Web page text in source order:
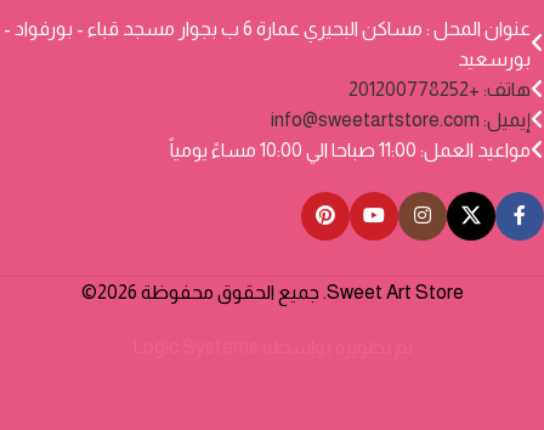
عنوان المحل : مساكن البحيري عمارة 6 ب بجوار مسجد قباء - بورفواد -
بورسعيد
هاتف: +201200778252
إيميل: info@sweetartstore.com
مواعيد العمل: 11:00 صباحا الي 10:00 مساءً يومياً
Sweet Art Store. جميع الحقوق محفوظة 2026©